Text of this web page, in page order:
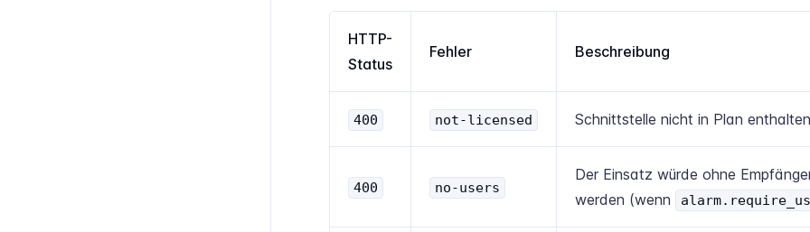
HTTP-
Status
Fehler Beschreibung
400 not-licensed Schnittstelle nicht in Plan enthalten
400 no-users
Der Einsatz würde ohne
werden (wenn